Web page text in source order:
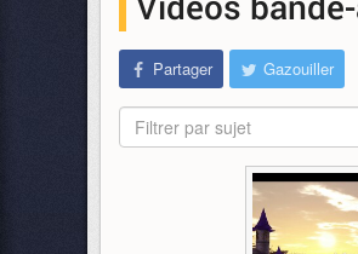
Partager Gazouiller
Filtrer par sujet